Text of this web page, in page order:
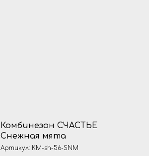
Комбинезон СЧАСТЬЕ
Снежная мята
Артикул: KM-sh-56-SNM